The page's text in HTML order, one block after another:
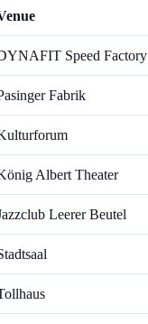
Speed Factory
Fabrik
Albert Theater
Leerer Beutel